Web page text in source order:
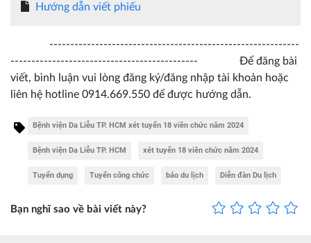
Hướng dẫn viết phiếu
------------------------------------------------------------
--------------------------------------------- Để đăng bài
viết, bình luận vui lòng đăng ký/đăng nhập tài khoản hoặc
liên hệ hotline 0914.669.550 để được hướng dẫn.
Bệnh viện Da Liễu TP. HCM xét tuyển 18 viên chức năm 2024
Bệnh viện Da Liễu TP. HCM xét tuyển 18 viên chức năm 2024
Tuyển dụng Tuyển công chức báo du lịch Diễn đàn Du lịch
Bạn nghĩ sao về bài viết này?